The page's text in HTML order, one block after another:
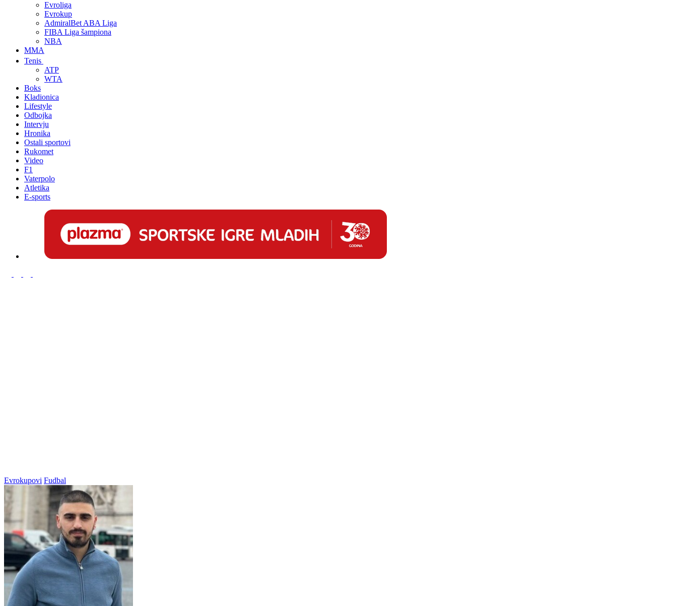
Evroliga
Evrokup
AdmiralBet ABA Liga
FIBA Liga šampiona
NBA
MMA
Tenis
ATP
WTA
Boks
Kladionica
Lifestyle
Odbojka
Intervju
Hronika
Ostali sportovi
Rukomet
Video
F1
Vaterpolo
Atletika
E-sports
Evrokupovi Fudbal